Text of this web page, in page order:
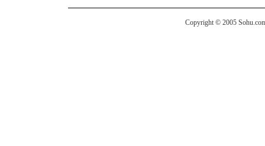
Copyright © 2005